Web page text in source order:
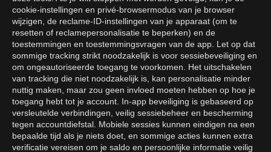
cookie-instellingen en privé-browsermodus van je browser
wijzigen, de reclame-ID-instellingen van je apparaat (om te
resetten of reclamepersonalisatie te beperken) en de
toestemmingen en toestemmingsvragen van de app. Let op dat
sommige tracking strikt noodzakelijk is voor sessiebeveiliging en
om ongeautoriseerde toegang te voorkomen. Het uitschakelen
van tracking die niet noodzakelijk is, kan personalisatie minder
nuttig maken, maar zou geen invloed moeten hebben op hoe je
toegang hebt tot je account. In-app beveiliging is gebaseerd op
versleutelde verbindingen, veilig sessiebeheer en bescherming
tegen accountdiefstal. Mobiele sessies kunnen eindigen na een
bepaalde tijd als je niets doet, en sommige acties kunnen extra
verificatie vereisen om je saldo en persoonlijke informatie veilig